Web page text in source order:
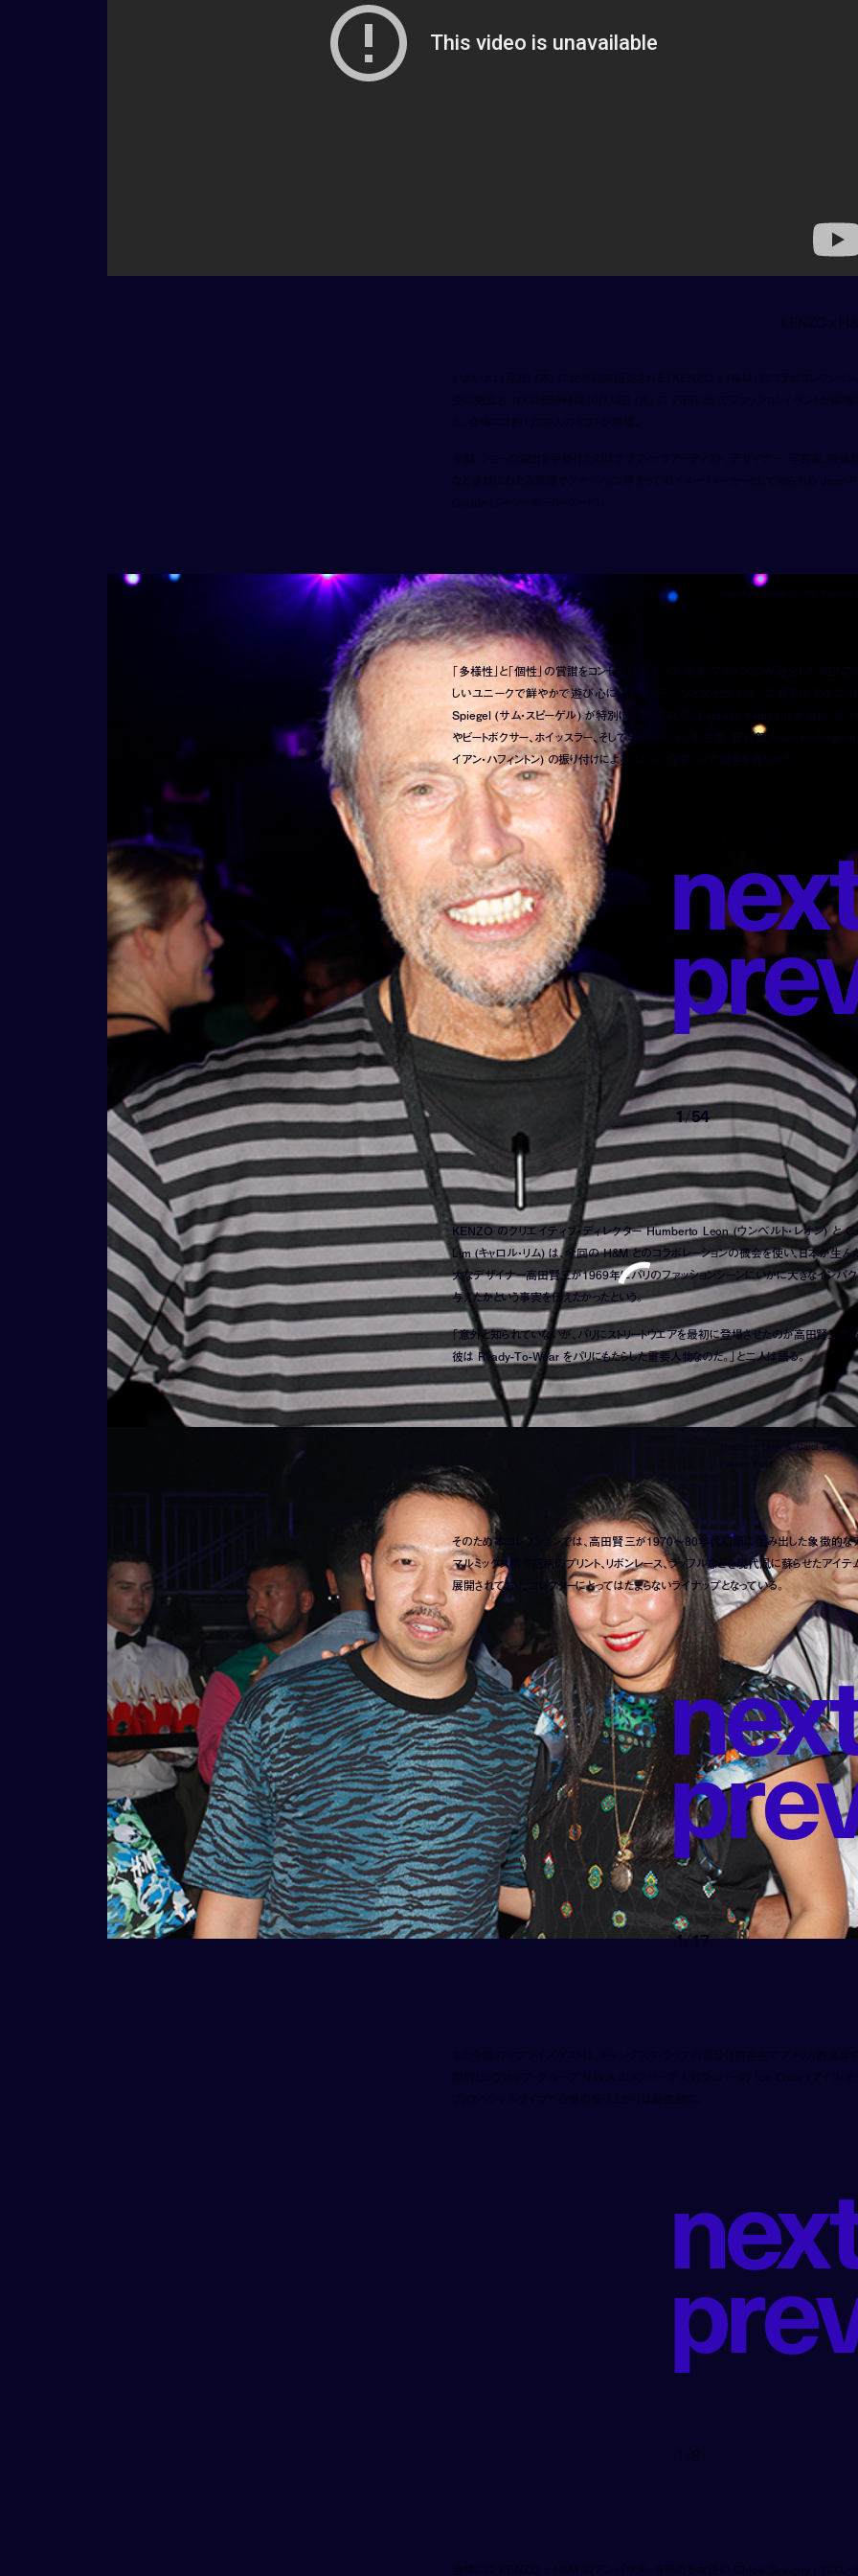
「多様性」と「個性」の賞讃をコンセプトに、ダンス・音楽・ファッションが融合した KENZO
しいユニークで鮮やかで遊び心に溢れるステージとなった。ショーの音楽は DJ の
Spiegel (サム・スピーゲル) が特別にリミックスした「Express Yourself」が流れ、ダンサ
やビートボクサー、ホイッスラー、そしてミュージシャンが登場。振付師 Ryan Heffington (
イアン・ハフィントン) の振り付けによるユニークなダンスで観客を沸かせた。
nex
pre
1/54
KENZO のクリエイティブ・ディレクター Humberto Leon (ウンベルト・レオン) と
Lim (キャロル・リム) は、今回の H&M とのコラボレーションの機会を使い、日本が生ん
大なデザイナー高田賢三が1969年にパリのファッションシーンにいかに大きなインパク
与えたかという事実を伝えたかったという。
「意外と知られていないが、パリにストリートウエアを最初に登場させたのが高田賢三であ
彼は Ready-To-Wear をパリにもたらした重要人物なのだ。」と二人は語る。
Humberto Leon & Carol Lim | ©︎
そのため本コレクションでは、高田賢三が1970～80年代初頭に生み出した象徴的な
マルミックス柄や花柄のプリント、リボンレース、ラッフルなどを現代風に蘇らせたアイテ
展開されており、コレクターにとってはたまらないライナップとなっている。
nex
pre
1/17
nex
pre